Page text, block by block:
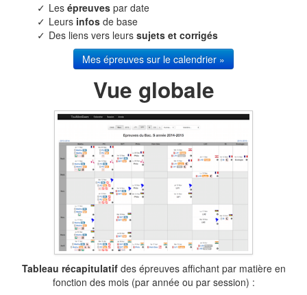
Lesépreuves par date
Leurs infos de base
Des liens vers leurssujets et corrigés
Mes épreuves sur le calendrier »
Vue globale
Tableau récapitulatifdes épreuves affichant par matière en
fonction des mois (par année ou par session) :